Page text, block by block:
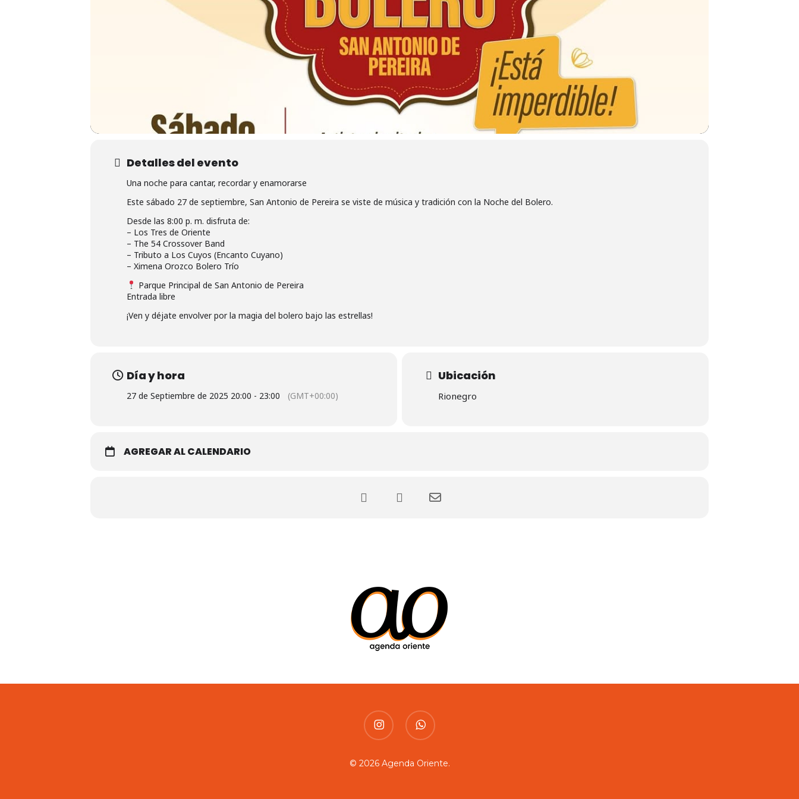
Detalles del evento
Una noche para cantar, recordar y enamorarse
Este sábado 27 de septiembre, San Antonio de Pereira se viste de música y tradición con la Noche del Bolero.
Desde las 8:00 p. m. disfruta de:
– Los Tres de Oriente
– The 54 Crossover Band
– Tributo a Los Cuyos (Encanto Cuyano)
– Ximena Orozco Bolero Trío
Parque Principal de San Antonio de Pereira
Entrada libre
¡Ven y déjate envolver por la magia del bolero bajo las estrellas!
Día y hora
27 de Septiembre de 2025 20:00 - 23:00 (GMT+00:00)
Ubicación
Rionegro
AGREGAR AL CALENDARIO
instagram whatsapp
© 2026 Agenda Oriente.